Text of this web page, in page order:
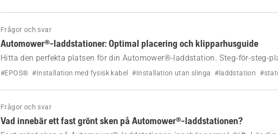
Frågor och svar
Automower®-laddstationer: Optimal placering och klipparhusguide
Hitta den perfekta platsen för din Automower®-laddstation. Steg-för-steg-
för EPOS™ och kabelbundna konfigurationer, samt tips för skydd med
#EPOS® #Installation med fysisk kabel #Installation utan slinga #laddstation
Frågor och svar
Vad innebär ett fast grönt sken på Automower®-laddstationen?